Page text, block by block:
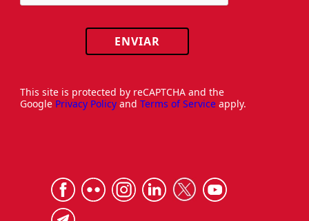
ENVIAR
This site is protected by reCAPTCHA and the
Google Privacy Policy and Terms of Service apply.